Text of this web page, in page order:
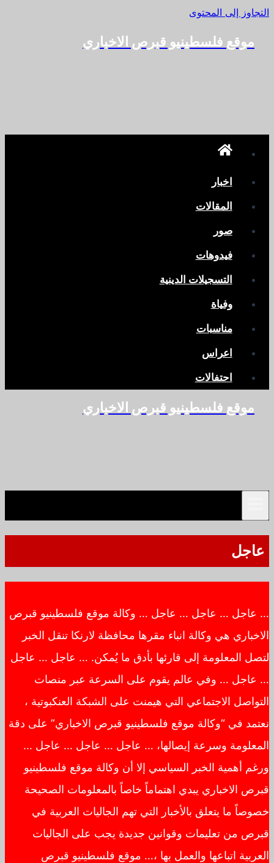
التجاوز إلى المحتوى
موقع فلسطينيو قبرص الاخباري
اخبار
المقالات
صور
فيدوهات
التسجيلات الدينية
وفياة
مناسبات
اعراس
احتفالات
موقع فلسطينيو قبرص الاخباري
عاجل
… عاجل … عاجل … عاجل … وكالة موقع فلسطينيو قبرص
الاخباري هي وكالة انباء مقرها محافظة لارنكا تنقل الخبر
لتصل المعلومة إلى قارئها بأدق ما يُمكن. … عاجل … عاجل
… عاجل … وفي عالم يقوم على السرعة عبر منصات
التواصل الاجتماعي التي هيمنت على الشبكة العنكبوتية ،
نعتمد في “وكالة موقع فلسطينيو قبرص الاخباري” على دقة
المعلومة وسرعة إيصالها، … عاجل … عاجل … عاجل …
ورغم أهمية الخبر السياسي إلا أن وكالة موقع فلسطينيو
قبرص الاخباري يبدي اهتماماً خاصاً بالمعلومات الصحيحة
خصوصاً ما يتعلق بالأخبار التي تهم الجاليات العربية في
قبرص من تعليمات وقوانين جديدة يجب على الجاليات
العربية اتباعها والعمل بها ،… موقع فلسطينيو قبرص